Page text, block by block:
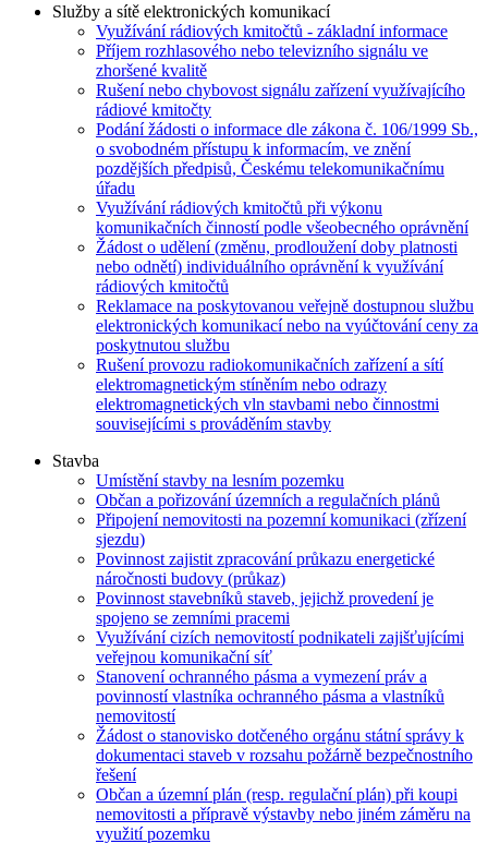
Služby a sítě elektronických komunikací
Využívání rádiových kmitočtů - základní informace
Příjem rozhlasového nebo televizního signálu ve
zhoršené kvalitě
Rušení nebo chybovost signálu zařízení využívajícího
rádiové kmitočty
Podání žádosti o informace dle zákona č. 106/1999 Sb.,
o svobodném přístupu k informacím, ve znění
pozdějších předpisů, Českému telekomunikačnímu
úřadu
Využívání rádiových kmitočtů při výkonu
komunikačních činností podle všeobecného oprávnění
Žádost o udělení (změnu, prodloužení doby platnosti
nebo odnětí) individuálního oprávnění k využívání
rádiových kmitočtů
Reklamace na poskytovanou veřejně dostupnou službu
elektronických komunikací nebo na vyúčtování ceny za
poskytnutou službu
Rušení provozu radiokomunikačních zařízení a sítí
elektromagnetickým stíněním nebo odrazy
elektromagnetických vln stavbami nebo činnostmi
souvisejícími s prováděním stavby
Stavba
Umístění stavby na lesním pozemku
Občan a pořizování územních a regulačních plánů
Připojení nemovitosti na pozemní komunikaci (zřízení
sjezdu)
Povinnost zajistit zpracování průkazu energetické
náročnosti budovy (průkaz)
Povinnost stavebníků staveb, jejichž provedení je
spojeno se zemními pracemi
Využívání cizích nemovitostí podnikateli zajišťujícími
veřejnou komunikační síť
Stanovení ochranného pásma a vymezení práv a
povinností vlastníka ochranného pásma a vlastníků
nemovitostí
Žádost o stanovisko dotčeného orgánu státní správy k
dokumentaci staveb v rozsahu požárně bezpečnostního
řešení
Občan a územní plán (resp. regulační plán) při koupi
nemovitosti a přípravě výstavby nebo jiném záměru na
využití pozemku